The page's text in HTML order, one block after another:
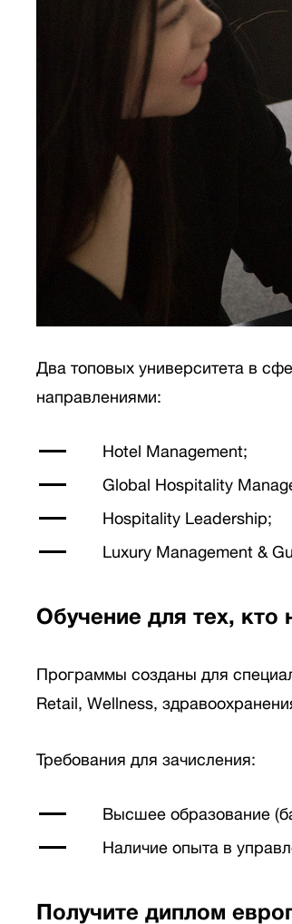
Два топовых университета в
направлениями:
Hotel Management;
Global Hospitality
Hospitality Leadership;
Luxury Management &
Обучение для тех, кто
Программы созданы для
Retail, Wellness,
Требования для зачисления:
Высшее образование
Наличие опыта в
Получите диплом